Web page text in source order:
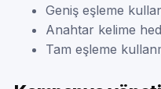
Geniş eşleme
Anahtar kelime
Tam eşleme